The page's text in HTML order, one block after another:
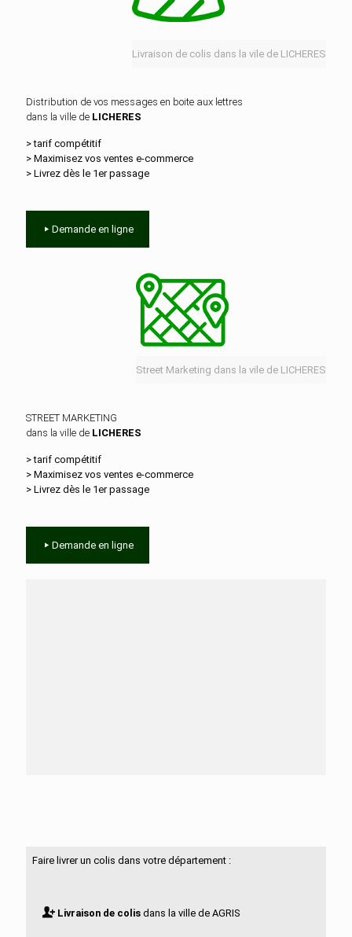
Livraison de colis dans la vile de LICHERES
Distribution de vos messages en boite aux lettres
dans la ville de LICHERES
> tarif compétitif
> Maximisez vos ventes e‑commerce
> Livrez dès le 1er passage
Demande en ligne
Street Marketing dans la vile de LICHERES
STREET MARKETING
dans la ville de LICHERES
> tarif compétitif
> Maximisez vos ventes e‑commerce
> Livrez dès le 1er passage
Demande en ligne
Faire livrer un colis dans votre département :
Livraison de colisdans la ville de AGRIS